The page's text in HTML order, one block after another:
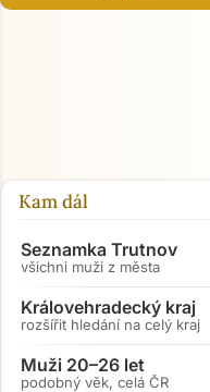
Kam dál
Seznamka Trutnov
všichni muži z města
Královehradecký kraj
rozšířit hledání na celý kraj
Muži 20–26 let
podobný věk, celá ČR